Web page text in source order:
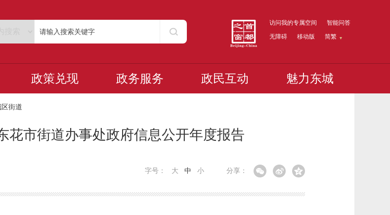
访问我的专属空间
智能问答
无障碍
移动版 简繁
政策兑现 政务服务 政民互动 魅力东城
区街道
花市街道办事处政府信息公开年度报告
分享：
字号： 大 中 小